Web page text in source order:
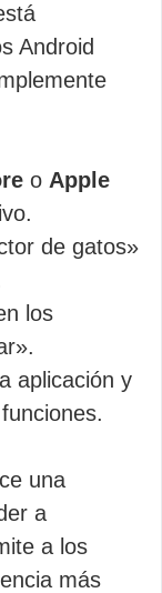
Android
o Apple
de gatos»
los
aplicación y
una
a
a los
más